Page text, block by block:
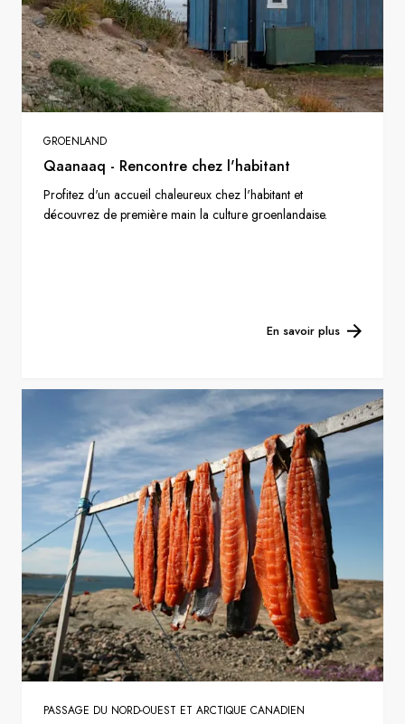
GROENLAND
Qaanaaq - Rencontre chez l'habitant
Profitez d'un accueil chaleureux chez l'habitant et
découvrez de première main la culture groenlandaise.
En savoir plus
PASSAGE DU NORD-OUEST ET ARCTIQUE CANADIEN